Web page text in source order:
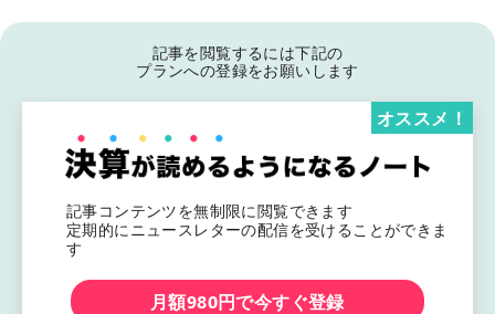
記事を閲覧するには下記の
プランへの登録をお願いします
記事コンテンツを無制限に閲覧できます
定期的にニュースレターの配信を受けることができま
す
オススメ！
月額980円で今すぐ登録